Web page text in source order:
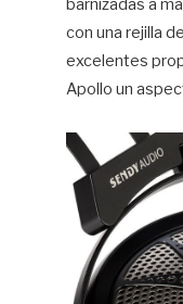
barnizadas a
con una rejilla
excelentes
Apollo un